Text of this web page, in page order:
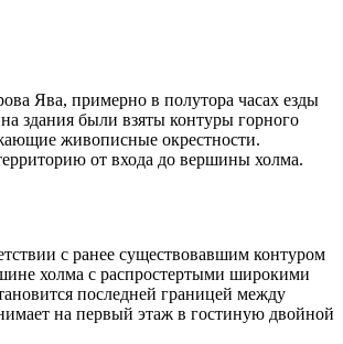
Ява, примерно в полутора часах езды
здания были взяты контуры горного
живописные окрестности.
от входа до вершины холма.
с ранее существовавшим контуром
холма с распростертыми широкими
последней границей между
на первый этаж в гостиную двойной